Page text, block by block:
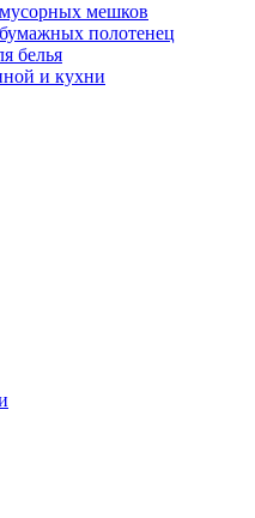
мешков
полотенец
белья
и кухни